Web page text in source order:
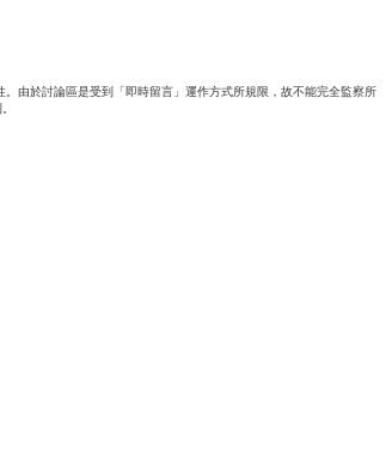
由於討論區是受到「即時留言」運作方式所規限，故不能完全監察所